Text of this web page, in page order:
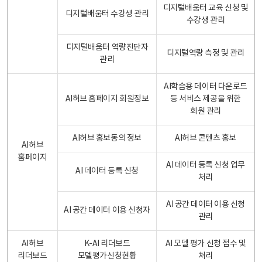
디지털배움터 수강생 관리
디지털배움터 교육 신청 및
수강생 관리
디지털배움터 역량진단자
관리
디지털역량 측정 및 관리
AI허브
홈페이지
AI허브 홈페이지 회원정보
AI학습용 데이터 다운로드
등 서비스 제공을 위한
회원 관리
AI허브 홍보동의 정보 AI허브 콘텐츠 홍보
AI 데이터 등록 신청
AI 데이터 등록 신청 업무
처리
AI 공간 데이터 이용 신청자
AI 공간 데이터 이용 신청
관리
AI허브
리더보드
K-AI 리더보드
모델평가신청현황
AI 모델 평가 신청 접수 및
처리